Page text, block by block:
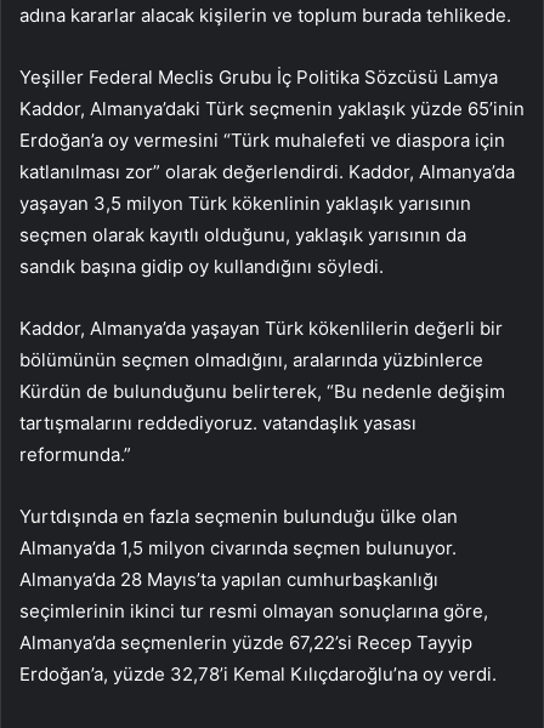
adına kararlar alacak kişilerin ve toplum burada tehlikede.
Yeşiller Federal Meclis Grubu İç Politika Sözcüsü Lamya
Kaddor, Almanya’daki Türk seçmenin yaklaşık yüzde 65’inin
Erdoğan’a oy vermesini “Türk muhalefeti ve diaspora için
katlanılması zor” olarak değerlendirdi. Kaddor, Almanya’da
yaşayan 3,5 milyon Türk kökenlinin yaklaşık yarısının
seçmen olarak kayıtlı olduğunu, yaklaşık yarısının da
sandık başına gidip oy kullandığını söyledi.
Kaddor, Almanya’da yaşayan Türk kökenlilerin değerli bir
bölümünün seçmen olmadığını, aralarında yüzbinlerce
Kürdün de bulunduğunu belirterek, “Bu nedenle değişim
tartışmalarını reddediyoruz. vatandaşlık yasası
reformunda.”
Yurtdışında en fazla seçmenin bulunduğu ülke olan
Almanya’da 1,5 milyon civarında seçmen bulunuyor.
Almanya’da 28 Mayıs’ta yapılan cumhurbaşkanlığı
seçimlerinin ikinci tur resmi olmayan sonuçlarına göre,
Almanya’da seçmenlerin yüzde 67,22’si Recep Tayyip
Erdoğan’a, yüzde 32,78’i Kemal Kılıçdaroğlu’na oy verdi.